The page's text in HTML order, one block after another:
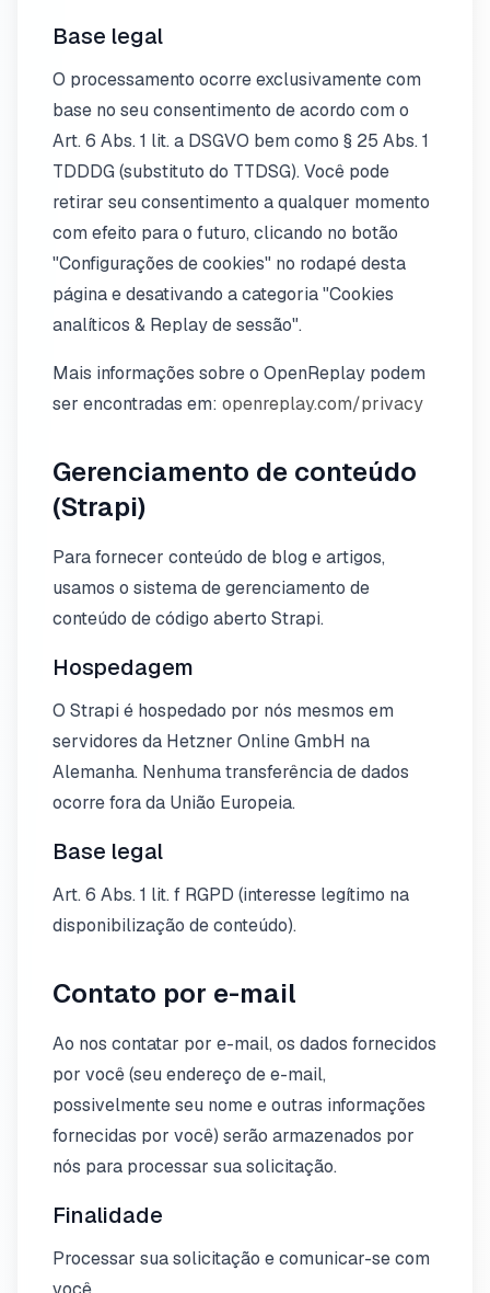
Base legal
O processamento ocorre exclusivamente com
base no seu consentimento de acordo com o
Art. 6 Abs. 1 lit. a DSGVO bem como § 25 Abs. 1
TDDDG (substituto do TTDSG). Você pode
retirar seu consentimento a qualquer momento
com efeito para o futuro, clicando no botão
"Configurações de cookies" no rodapé desta
página e desativando a categoria "Cookies
analíticos & Replay de sessão".
Mais informações sobre o OpenReplay podem
ser encontradas em: openreplay.com/privacy
Gerenciamento de conteúdo
(Strapi)
Para fornecer conteúdo de blog e artigos,
usamos o sistema de gerenciamento de
conteúdo de código aberto Strapi.
Hospedagem
O Strapi é hospedado por nós mesmos em
servidores da Hetzner Online GmbH na
Alemanha. Nenhuma transferência de dados
ocorre fora da União Europeia.
Base legal
Art. 6 Abs. 1 lit. f RGPD (interesse legítimo na
disponibilização de conteúdo).
Contato por e-mail
Ao nos contatar por e-mail, os dados fornecidos
por você (seu endereço de e-mail,
possivelmente seu nome e outras informações
fornecidas por você) serão armazenados por
nós para processar sua solicitação.
Finalidade
Processar sua solicitação e comunicar-se com